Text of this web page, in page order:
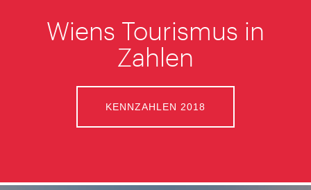
Wiens Tourismus in
Zahlen
KENNZAHLEN 2018